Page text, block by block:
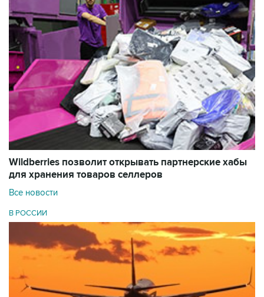
Wildberries позволит открывать партнерские хабы
для хранения товаров селлеров
Все новости
В РОССИИ